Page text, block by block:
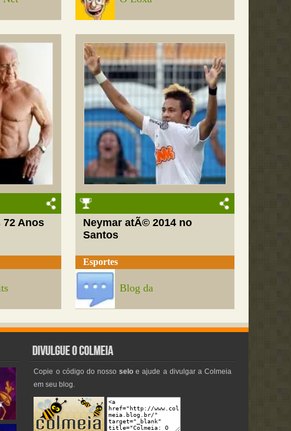
72 Anos
Neymar atÃ© 2014 no
Santos
Esportes
Blog da
Copie o código do nossoselo e ajude a divulgar a Colmeia
em seu blog.